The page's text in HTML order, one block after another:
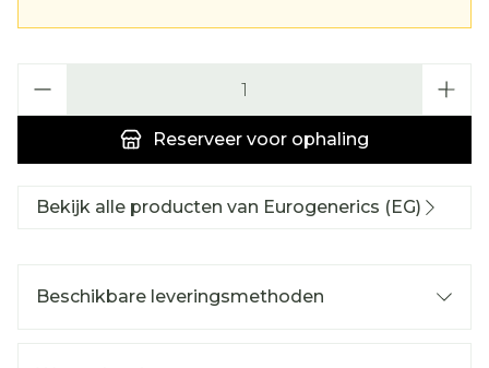
Reserveer voor ophaling
Bekijk alle producten van Eurogenerics (EG)
Beschikbare leveringsmethoden